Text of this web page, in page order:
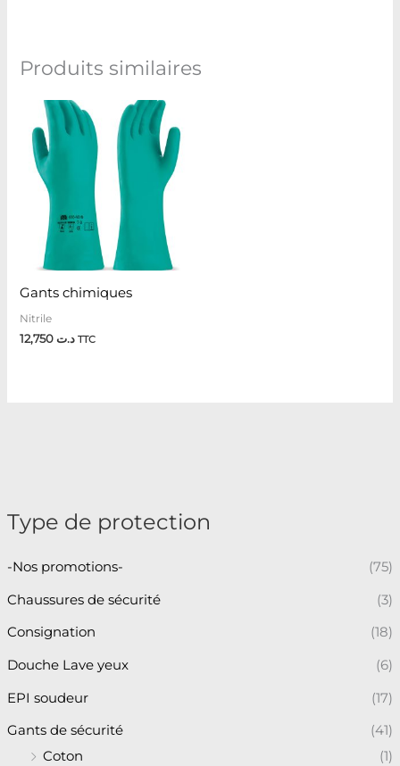
Type de protection
-Nos promotions- (75)
Chaussures de sécurité (3)
Consignation (18)
Douche Lave yeux (6)
EPI soudeur (17)
Gants de sécurité
(41)
Coton
(1)
Produits similaires
Gants chimiques
Nitrile
د.ت12,750 TTC